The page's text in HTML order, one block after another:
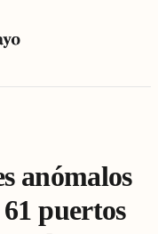
anómalos
puertos